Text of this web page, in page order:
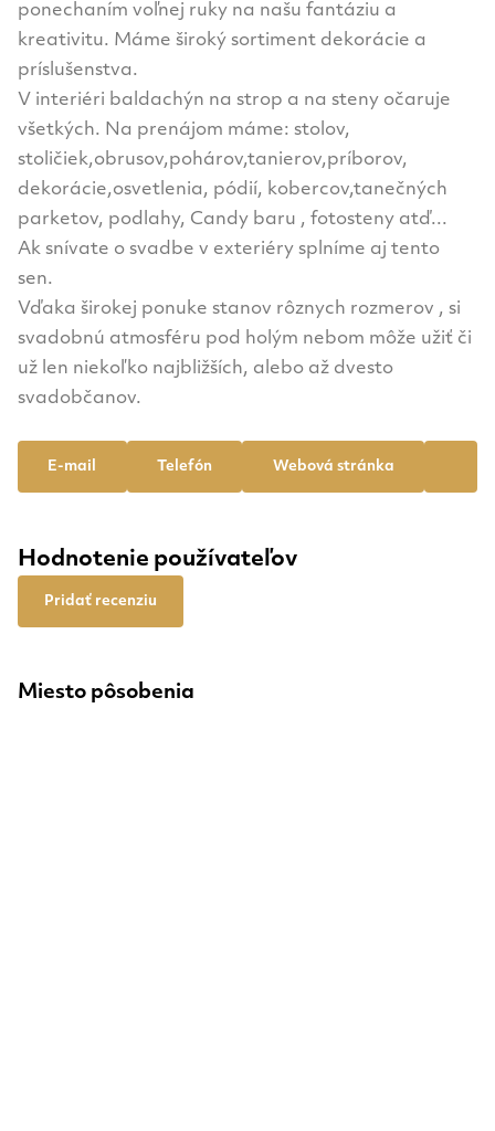
ponechaním voľnej ruky na našu fantáziu a
kreativitu. Máme široký sortiment dekorácie a
príslušenstva.
V interiéri baldachýn na strop a na steny očaruje
všetkých. Na prenájom máme: stolov,
stoličiek,obrusov,pohárov,tanierov,príborov,
dekorácie,osvetlenia, pódií, kobercov,tanečných
parketov, podlahy, Candy baru , fotosteny atď...
Ak snívate o svadbe v exteriéry splníme aj tento
sen.
Vďaka širokej ponuke stanov rôznych rozmerov , si
svadobnú atmosféru pod holým nebom môže užiť či
už len niekoľko najbližších, alebo až dvesto
svadobčanov.
E-mail Telefón Webová stránka
Hodnotenie používateľov
Pridať recenziu
Miesto pôsobenia